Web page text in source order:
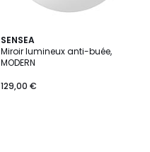
SENSEA
Miroir lumineux anti-buée,
MODERN
129,00 €